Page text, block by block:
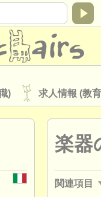
) 求人情報 (教
た楽器
楽器
関連項目